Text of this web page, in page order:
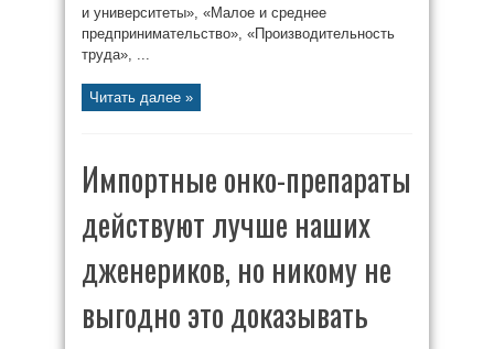
и университеты», «Малое и среднее
предпринимательство», «Производительность
труда», ...
Читать далее »
Импортные онко-препараты
действуют лучше наших
дженериков, но никому не
выгодно это доказывать